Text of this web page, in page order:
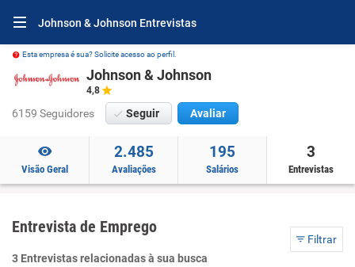
Johnson & Johnson Entrevistas
Esta empresa é sua? Solicite acesso ao perfil.
Johnson & Johnson
4,8
6159 Seguidores Seguir Avaliar
Visão Geral
2.485
Avaliações
195
Salários
3
Entrevistas
Entrevista de Emprego
Filtrar
3 Entrevistas relacionadas à sua busca